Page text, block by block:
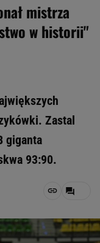
mistrza
w historii"
Zastal
giganta
93:90.